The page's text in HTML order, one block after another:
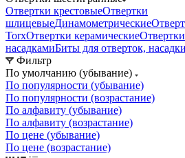
Отвертки крестовыеОтвертки
шлицевыеДинамометрические
TorxОтвертки керамические
насадкамиБиты для отверток, насадки
Фильтр
По умолчанию (убывание)
По популярности (убывание)
По популярности (возрастание)
По алфавиту (убывание)
По алфавиту (возрастание)
По цене (убывание)
По цене (возрастание)